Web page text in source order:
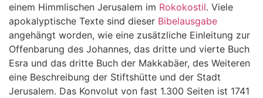
einem Himmlischen Jerusalem im Rokokostil. Viele
apokalyptische Texte sind dieser Bibelausgabe
angehängt worden, wie eine zusätzliche Einleitung zur
Offenbarung des Johannes, das dritte und vierte Buch
Esra und das dritte Buch der Makkabäer, des Weiteren
eine Beschreibung der Stiftshütte und der Stadt
Jerusalem. Das Konvolut von fast 1.300 Seiten ist 1741